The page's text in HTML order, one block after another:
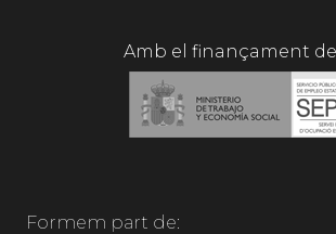
Amb el finançament
Formem part de: